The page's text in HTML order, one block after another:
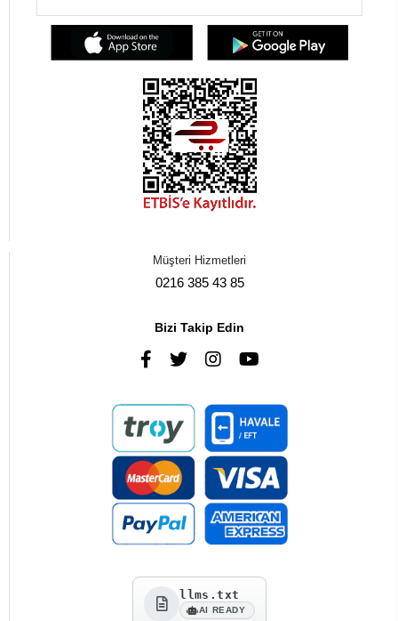
Müşteri Hizmetleri
0216 385 43 85
Bizi Takip Edin
llms.txt
AI READY